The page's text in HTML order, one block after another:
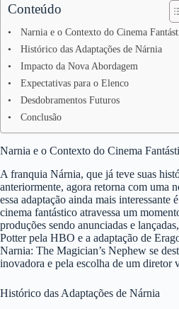
Conteúdo
Narnia e o Contexto do Cinema
Histórico das Adaptações de Nárnia
Impacto da Nova Abordagem
Expectativas para o Elenco
Desdobramentos Futuros
Conclusão
Narnia e o Contexto do Cinema
A franquia Nárnia, que já teve suas
anteriormente, agora retorna com uma
essa adaptação ainda mais
cinema fantástico atravessa um
produções sendo anunciadas e
Potter pela HBO e a adaptação de
Narnia: The Magician’s Nephew se
inovadora e pela escolha de um diretor
Histórico das Adaptações de Nárnia